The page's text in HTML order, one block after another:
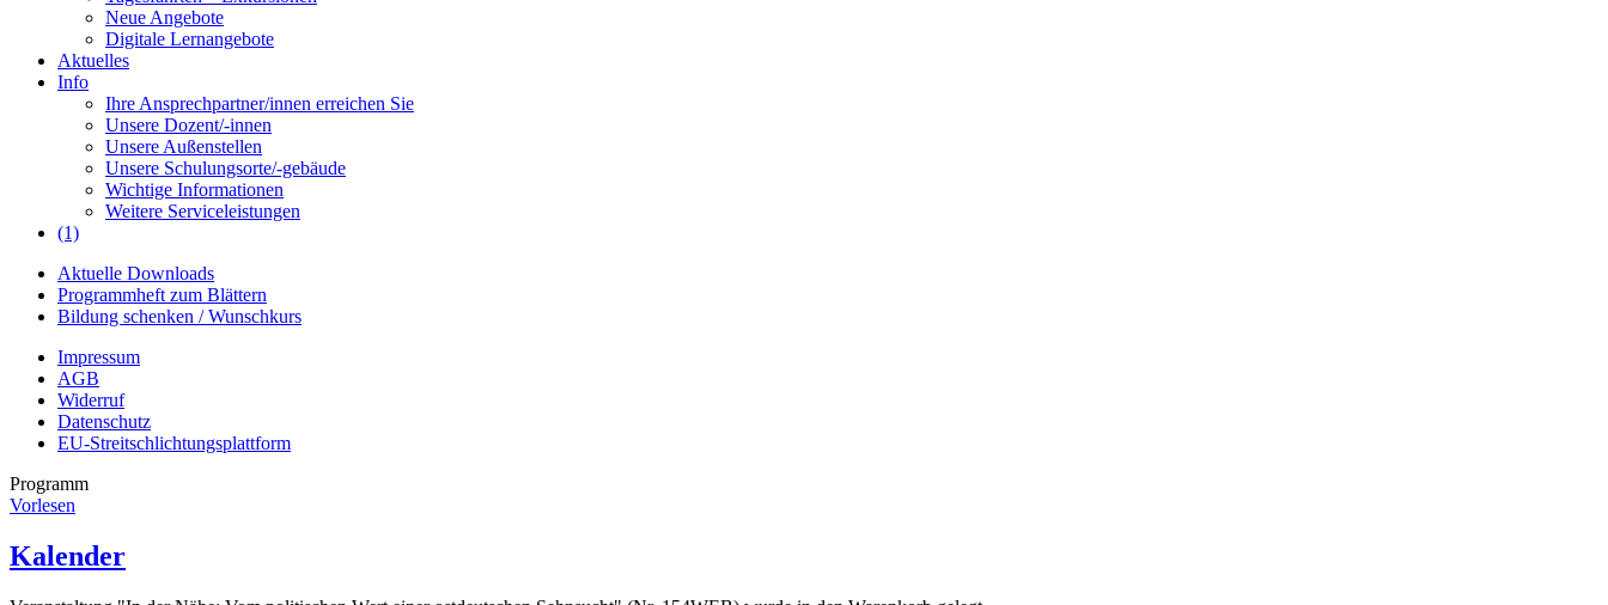
Neue Angebote
Digitale Lernangebote
Aktuelles
Info
Ihre Ansprechpartner/innen erreichen Sie
Unsere Dozent/-innen
Unsere Außenstellen
Unsere Schulungsorte/-gebäude
Wichtige Informationen
Weitere Serviceleistungen
(1)
Aktuelle Downloads
Programmheft zum Blättern
Bildung schenken / Wunschkurs
Impressum
AGB
Widerruf
Datenschutz
EU-Streitschlichtungsplattform
Programm
Vorlesen
Kalender